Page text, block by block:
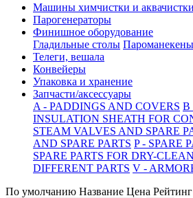
Машины химчистки и аквачистки
Парогенераторы
Финишное оборудование
Гладильные столы Пароманекены
Телеги, вешала
Конвейеры
Упаковка и хранение
Запчасти/аксессуары
A - PADDINGS AND COVERS B
INSULATION SHEATH FOR
STEAM VALVES AND SPARE
AND SPARE PARTS P - SPARE
SPARE PARTS FOR DRY-
DIFFERENT PARTS V -
По умолчанию Название Цена Рейтинг